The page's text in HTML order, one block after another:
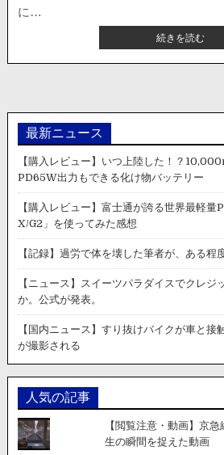
投
稿
さ
題
に…
続きを読む【国
内
ニ
ス・
画】
滋
県
の
ー
パ
ー”
ロ
茶
が
駐
で
当
た
最新ニュース
【購入レビュー】いつ上陸した！？
PD65W出力もできる化け物バッテリー
【購入レビュー】富士通が誇る世界最軽
X/G2」を使ってみた感想
【記録】過労で体を壊した筆者が、ある程
【ニュース】スイーツパラダイスでクレジ
か。公式が発表。
【国内ニュース】すり抜けバイクが車と接
が撮影される
人気の記事
【閲覧注意・動画】京
生の瞬間を捉えた動画